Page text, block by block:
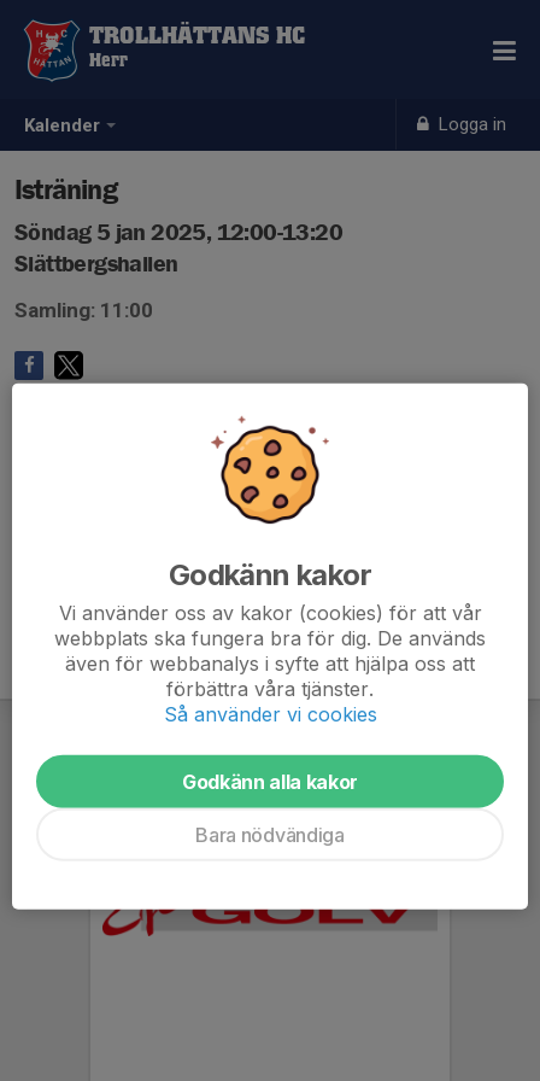
Kalender Logga in
TROLLHÄTTANS HC
Herr
Isträning
Söndag 5 jan 2025, 12:00-13:20
Slättbergshallen
Samling: 11:00
Godkänn kakor
Vi använder oss av kakor (cookies) för att vår
webbplats ska fungera bra för dig. De används
även för webbanalys i syfte att hjälpa oss att
förbättra våra tjänster.
Så använder vi cookies
Godkänn alla kakor
Bara nödvändiga